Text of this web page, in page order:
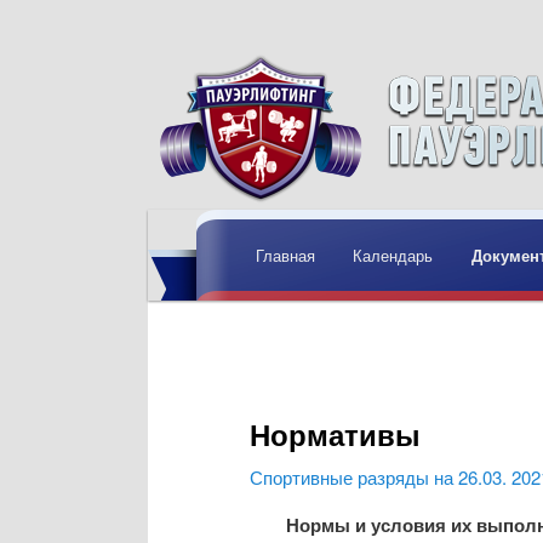
Главное меню
Перейти к основному
Перейти к дополнительному
Главная Календарь
Нормативы
Спортивные разряды на 26.03.
Нормы и условия их